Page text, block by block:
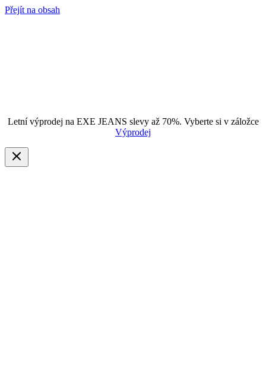
Přejít na obsah
Letní výprodej na EXE JEANS slevy až 70%. Vyberte si v záložce
Výprodej